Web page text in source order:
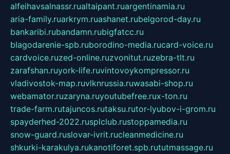
alfeihavsalnassr.rualtaipant.ruargentinamia.ru
aria-family.ruarkrym.ruashanet.rubelgorod-day.ru
bankaribi.rubandamn.rubigfatcc.ru
blagodarenie-spb.ruborodino-media.rucard-voice.ru
cardvoice.ruzed-online.ruzvonitut.ruzebra-tlt.ru
zarafshan.ruyork-life.ruvintovoykompressor.ru
vladivostok-map.ruvlknrussia.ruwasabi-shop.ru
webamator.ruzaryna.ruyoutubefree.rux-ton.ru
trade-farm.rutajuncos.rutaksu.rutor-lyubov-i-grom.ru
spayderhed-2022.rusplclub.rustoppamedia.ru
snow-guard.ruslovar-ivrit.rucleanmedicine.ru
shkurki-karakulya.rukanotiforet.spb.rututmassage.ru